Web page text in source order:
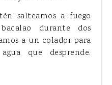
salteamos a fuego
durante dos
a un colador para
que desprende.